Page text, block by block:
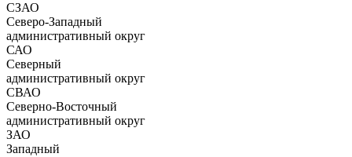
СЗАО
Северо-Западный
административный округ
САО
Северный
административный округ
СВАО
Северно-Восточный
административный округ
ЗАО
Западный